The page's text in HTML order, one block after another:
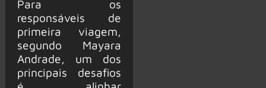
Para os
responsáveis de
primeira viagem,
segundo Mayara
Andrade, um dos
principais desafios